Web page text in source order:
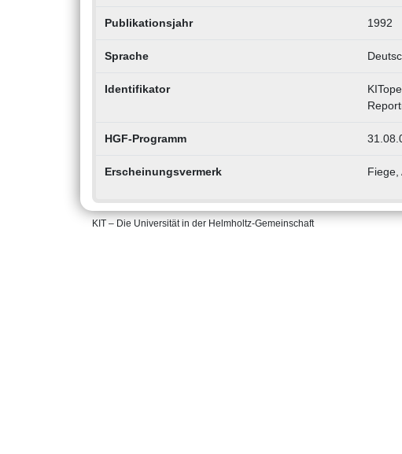
Publikationsjahr 1992
Sprache
Identifikator
HGF-Programm
Erscheinungsvermerk Fiege,
KIT – Die Universität in der Helmholtz-Gemeinschaft